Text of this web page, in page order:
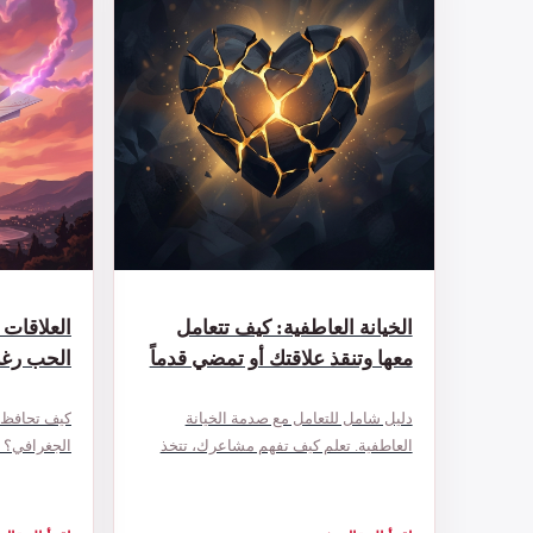
الخيانة العاطفية: كيف تتعامل
معها وتنقذ علاقتك أو تمضي قدماً
دليل شامل للتعامل مع صدمة الخيانة
العاطفية. تعلم كيف تفهم مشاعرك، تتخذ
الحب
كيف تحافظ